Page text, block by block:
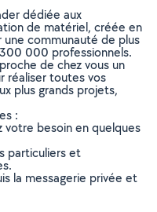
dédiée aux
de matériel, créée en
une communauté de plus
000 professionnels.
de chez vous un
réaliser toutes vos
plus grands projets,
:
votre besoin en quelques
particuliers et
la messagerie privée et